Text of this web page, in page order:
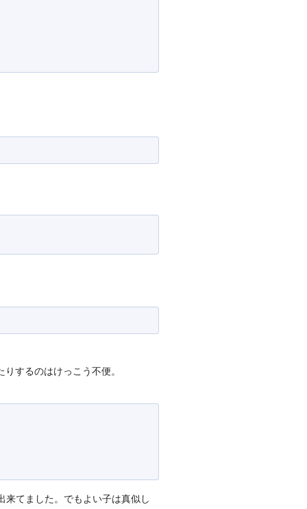
するのはけっこう不便。
てました。でもよい子は真似し